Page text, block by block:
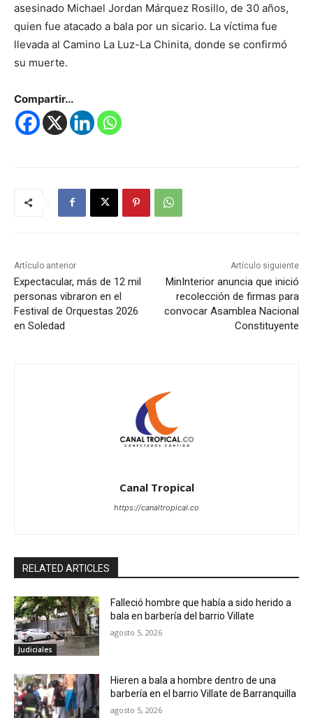
asesinado Michael Jordan Márquez Rosillo, de 30 años,
quien fue atacado a bala por un sicario. La víctima fue
llevada al Camino La Luz-La Chinita, donde se confirmó
su muerte.
Compartir...
Artículo anterior
Expectacular, más de 12 mil
personas vibraron en el
Festival de Orquestas 2026
en Soledad
Artículo siguiente
MinInterior anuncia que inició
recolección de firmas para
convocar Asamblea Nacional
Constituyente
Canal Tropical
https://canaltropical.co
RELATED ARTICLES
Judiciales
Falleció hombre que había a sido herido a
bala en barbería del barrio Villate
agosto 5, 2026
Hieren a bala a hombre dentro de una
barbería en el barrio Villate de Barranquilla
agosto 5, 2026